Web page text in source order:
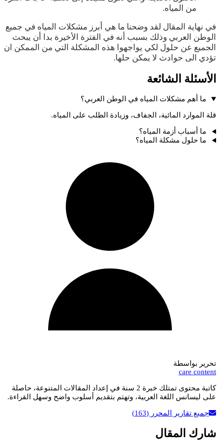
من المياه.
في نهاية المقال لقد وضحنا ما هي أبرز مشكلات المياه في جميع
الوطن العربي وذلك بسبب أنه في الفترة الأخيرة بدا أن يبحث
الجميع عن حلول لكي يواجهوا هذه المشكلة التي من الممكن ان
تؤدي الى حوادث لا يمكن حلها.
الأسئلة الشائعة
ما أهم مشكلات المياه في الوطن العربي؟
قلة الموارد المائية، الجفاف، وزيادة الطلب على المياه.
ما أسباب أزمة المياه؟
ما حلول مشكلة المياه؟
تحرير بواسطة
care content
كاتبة محتوى تمتلك خبرة 2 سنة في إعداد المقالات المتنوعة، حاصلة
على ليسانس اللغة العربية، وتهتم بتقديم أسلوب واضح وسهل القراءة.
جميع تقارير المحرر (163)
شارك المقال